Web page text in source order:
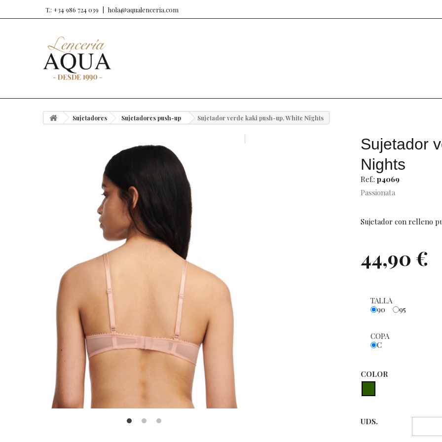
T.: +34 986 724 039 hola@aqualenceria.com
Sujetadores Sujetadores push-up Sujetador verde kaki push-up, White Nights
Sujetador
Nights
Ref.: p4069
Passionata
Sujetador con relleno
44,90 €
TALLA
90
95
COPA
C
COLOR
UDS.